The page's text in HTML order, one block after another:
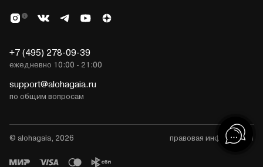
+7 (495) 278-09-39
ежедневно 10:00 - 21:00
support@alohagaia.ru
по общим вопросам
© alohagaia, 2026 правовая информация